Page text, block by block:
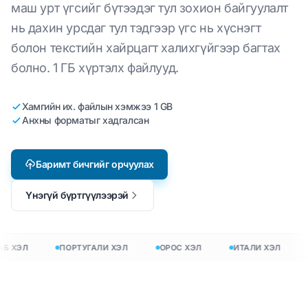
маш урт үгсийг бүтээдэг тул зохион байгуулалт
нь дахин урсдаг тул тэдгээр үгс нь хүснэгт
болон текстийн хайрцагт халихгүйгээр багтах
болно. 1 ГБ хүртэлх файлууд.
Хамгийн их. файлын хэмжээ 1 GB
Анхны форматыг хадгалсан
Баримт бичгийг орчуулах
Үнэгүй бүртгүүлээрэй
ХЭЛ ПОРТУГАЛИ ХЭЛ ОРОС ХЭЛ ИТАЛИ ХЭЛ